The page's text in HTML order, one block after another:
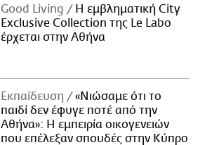
Good Living
Η εμβληματική City
Exclusive Collection της Le Labo
έρχεται στην Αθήνα
Εκπαίδευση
«Νιώσαμε ότι το
παιδί δεν έφυγε ποτέ από την
Αθήνα»: Η εμπειρία οικογενειών
που επέλεξαν σπουδές στην Κύπρο